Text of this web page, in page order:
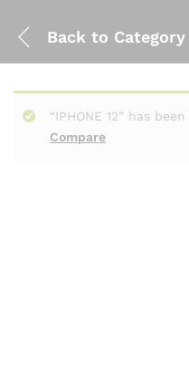
Back to Category
Compare
“IPHONE 12” has